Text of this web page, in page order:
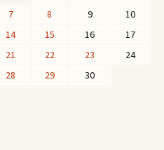
7 8 9
10
14 15 16
17
21 22 23
24
28 29 30